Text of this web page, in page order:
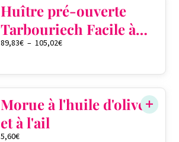
Huître pré-ouverte
Tarbouriech Facile à
ouvrir
89,83€ – 105,02€
Morue à l'huile d'olive
et à l'ail
5,60€